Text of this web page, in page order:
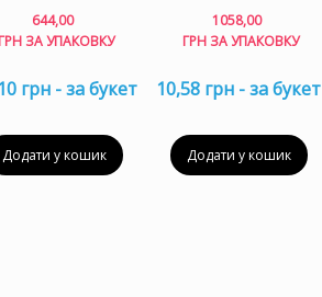
644,00
ЗА УПАКОВКУ
грн - за букет
Додати у кошик
1058,00
ГРН ЗА УПАКОВКУ
10,58 грн - за букет
Додати у кошик